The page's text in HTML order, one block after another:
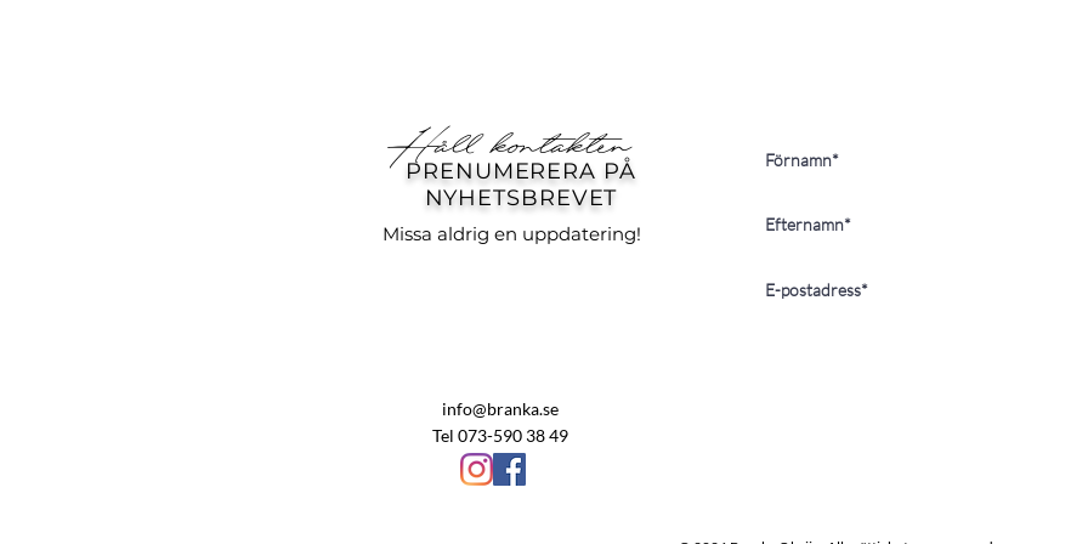
Håll kontakten
PRENUMERERA PÅ
NYHETSBREVET
Missa aldrig en uppdatering!
info@branka.se
Tel 073-590 38 49